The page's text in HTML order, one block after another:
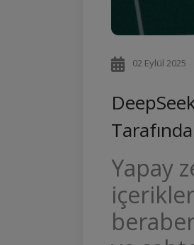
02 Eylül 2025
Yapay